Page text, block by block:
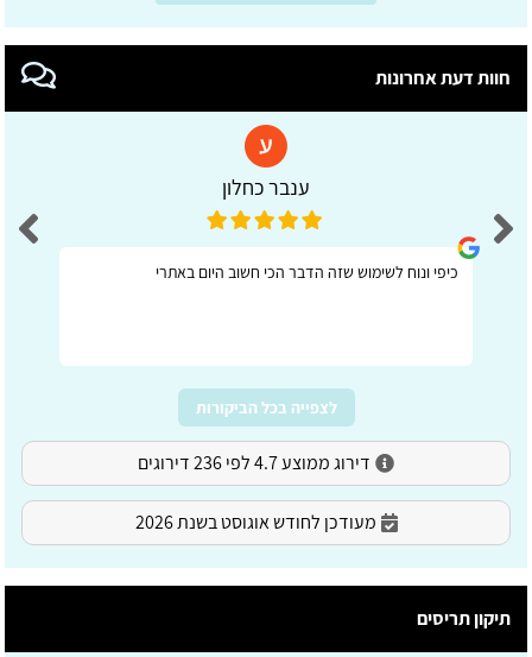
חוות דעת אחרונות
ענבר כחלון
כיפי ונוח לשימוש שזה הדבר הכי חשוב היום באתרי
לצפייה בכל הביקורות
דירוג ממוצע 4.7 לפי 236 דירוגים
מעודכן לחודש אוגוסט בשנת 2026
תיקון תריסים